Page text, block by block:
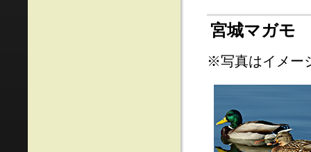
宮城マガモ
※写真はイメー